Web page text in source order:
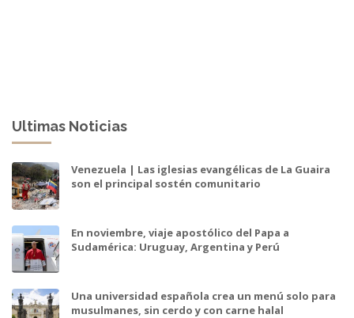
Ultimas Noticias
Venezuela | Las iglesias evangélicas de La Guaira
son el principal sostén comunitario
En noviembre, viaje apostólico del Papa a
Sudamérica: Uruguay, Argentina y Perú
Una universidad española crea un menú solo para
musulmanes, sin cerdo y con carne halal